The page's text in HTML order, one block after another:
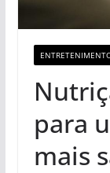
para
mais